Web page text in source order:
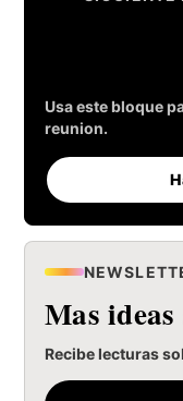
Usa este bloque
reunion.
Mas
Recibe lecturas